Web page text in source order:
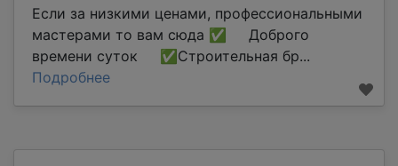
Если за низкими ценами, профессиональными
мастерами то вам сюда ✅ Доброго
времени суток ✅Строительная бр...
Подробнее